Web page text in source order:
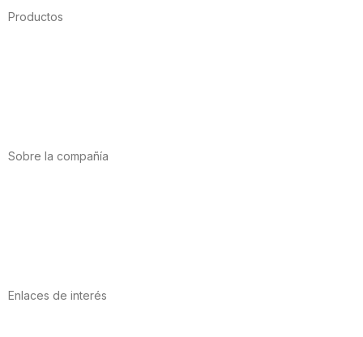
Productos
Sobre la compañía
Enlaces de interés